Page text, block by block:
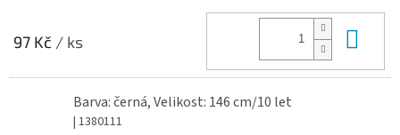
97 Kč / ks
Barva: černá, Velikost: 146 cm/10 let
| 1380111